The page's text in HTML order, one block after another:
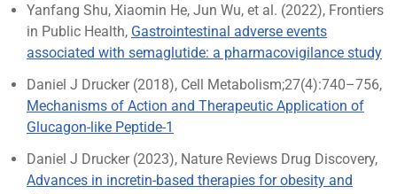
Yanfang Shu, Xiaomin He, Jun Wu, et al. (2022), Frontiers
in Public Health, Gastrointestinal adverse events
associated with semaglutide: a pharmacovigilance study
Daniel J Drucker (2018), Cell Metabolism;27(4):740–756,
Mechanisms of Action and Therapeutic Application of
Glucagon-like Peptide-1
Daniel J Drucker (2023), Nature Reviews Drug Discovery,
Advances in incretin-based therapies for obesity and